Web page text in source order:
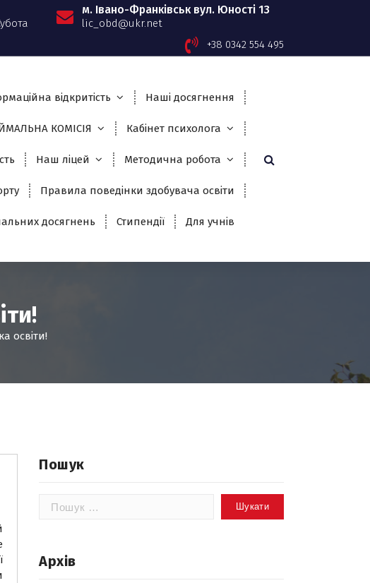
м. Івано-Франківськ вул. Юності 13
lic_obd@ukr.net
+38 0342 554 495
відкритість Наші досягнення
КОМІСІЯ Кабінет психолога
Наш ліцей Методична робота
Правила поведінки здобувача освіти
досягнень Стипендії Для учнів
освіти!
Пошук
Пошук:
Архів